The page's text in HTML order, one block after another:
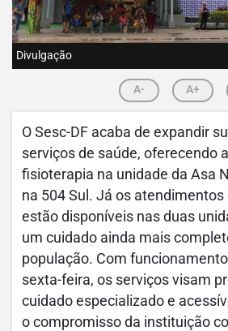
Divulgação
A- A+
O Sesc-DF acaba de expandir
serviços de saúde, oferecendo
fisioterapia na unidade da Asa
na 504 Sul. Já os
estão disponíveis nas duas
um cuidado ainda mais
população. Com
sexta-feira, os serviços visam
cuidado especializado e
o compromisso da instituição